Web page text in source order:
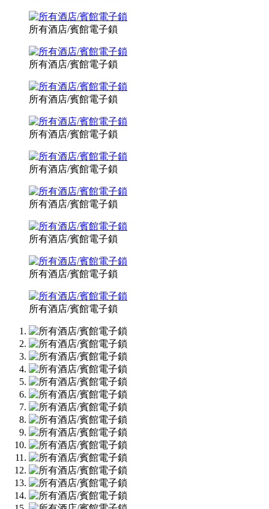
所有酒店/賓館電子鎖
所有酒店/賓館電子鎖
所有酒店/賓館電子鎖
所有酒店/賓館電子鎖
所有酒店/賓館電子鎖
所有酒店/賓館電子鎖
所有酒店/賓館電子鎖
所有酒店/賓館電子鎖
所有酒店/賓館電子鎖